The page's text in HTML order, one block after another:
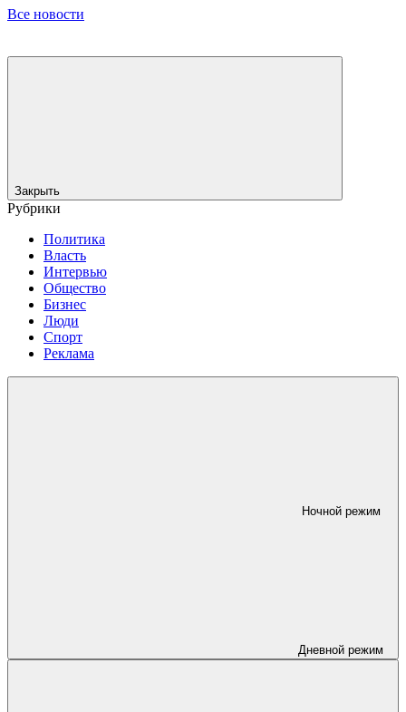
Все новости
Закрыть
Рубрики
Политика
Власть
Интервью
Общество
Бизнес
Люди
Спорт
Реклама
Ночной режим
Дневной режим